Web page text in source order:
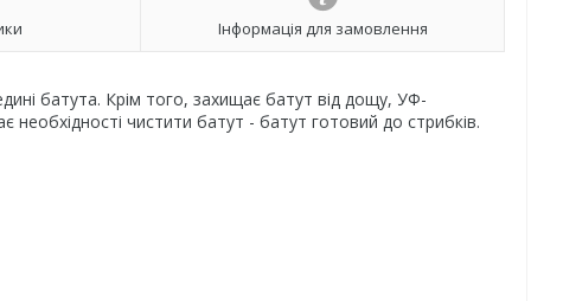
Інформація для замовлення
батута. Крім того, захищає батут від дощу, УФ-
чистити батут - батут готовий до стрибків.